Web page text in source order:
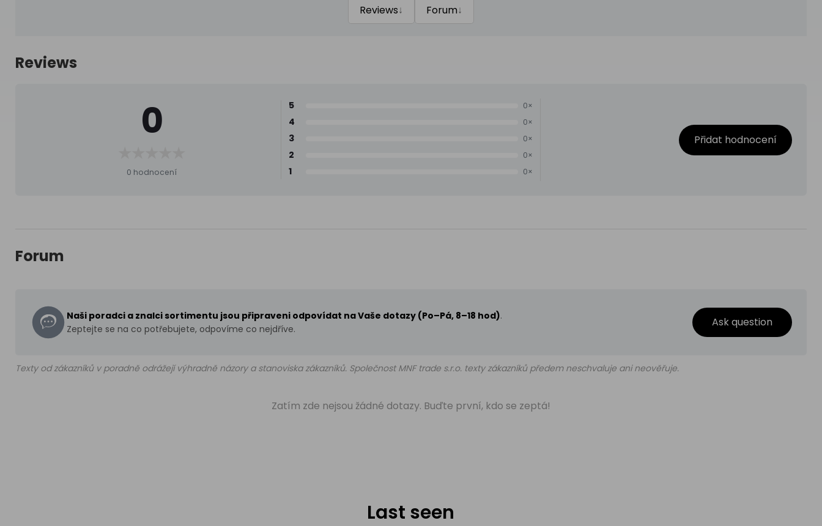
Reviews↓ Forum↓
Reviews
0
0 hodnocení
5 0×
4 0×
3 0×
2 0×
1 0×
Přidat hodnocení
Forum
Naši poradci a znalci sortimentu jsou připraveni odpovídat na Vaše dotazy (Po–Pá, 8–18 hod).
Zeptejte se na co potřebujete, odpovíme co nejdříve.
Ask question
Texty od zákazníků v poradně odrážejí výhradně názory a stanoviska zákazníků. Společnost MNF trade s.r.o. texty zákazníků předem neschvaluje ani neověřuje.
Zatím zde nejsou žádné dotazy. Buďte první, kdo se zeptá!
Last seen